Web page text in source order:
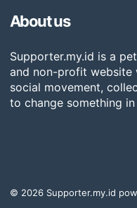
About us
Supporter.my.id is a
and non-profit website
social movement,
to change something
© 2026 Supporter.my.id